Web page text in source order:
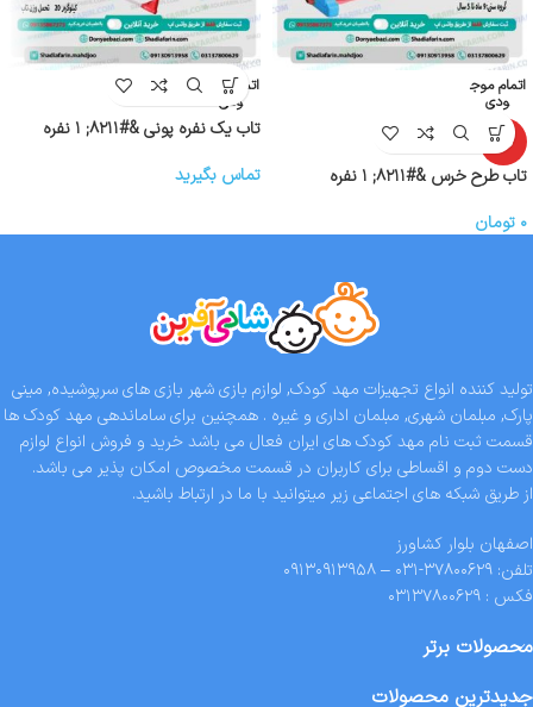
اتمام موج
ودی
ویژه
تاب طرح خرس &#۸۲۱۱; ۱ نفره
۰ تومان
اتمام موج
ودی
تاب یک نفره پونی &#۸۲۱۱; ۱ نفره
تماس بگیرید
تولید کننده انواع تجهیزات مهد کودک, لوازم بازی شهر بازی های سرپوشیده, مینی
پارک, مبلمان شهری, مبلمان اداری و غیره . همچنین برای ساماندهی مهد کودک ها
قسمت ثبت نام مهد کودک های ایران فعال می باشد خرید و فروش انواع لوازم
دست دوم و اقساطی برای کاربران در قسمت مخصوص امکان پذیر می باشد.
از طریق شبکه های اجتماعی زیر میتوانید با ما در ارتباط باشید.
اصفهان بلوار کشاورز
تلفن: ۳۷۸۰۰۶۲۹-۰۳۱ – ۰۹۱۳۰۹۱۳۹۵۸
فکس : ۰۳۱۳۷۸۰۰۶۲۹
محصولات برتر
جدیدترین محصولات